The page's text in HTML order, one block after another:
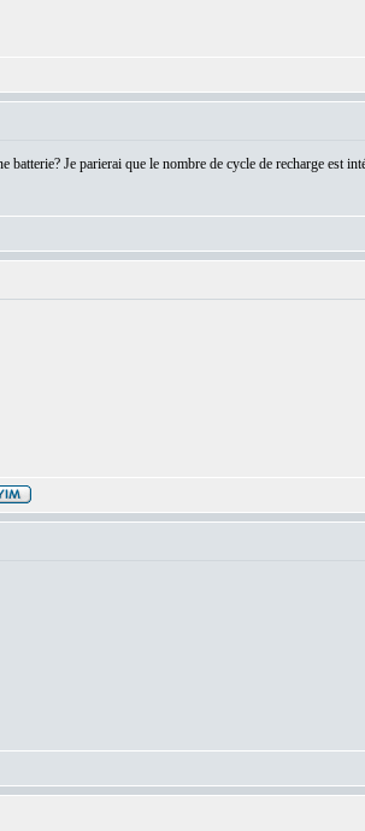
Je parierai que le nombre de cycle de recharge est